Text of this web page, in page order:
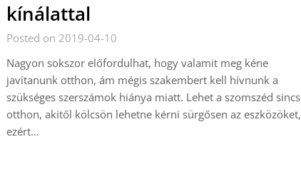
kínálattal
Posted on 2019-04-10
Nagyon sokszor előfordulhat, hogy valamit meg kéne
javítanunk otthon, ám mégis szakembert kell hívnunk a
szükséges szerszámok hiánya miatt. Lehet a szomszéd sincs
otthon, akitől kölcsön lehetne kérni sürgősen az eszközöket,
ezért…